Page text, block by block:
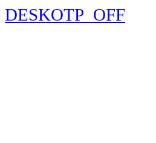
DESKOTP_OFF